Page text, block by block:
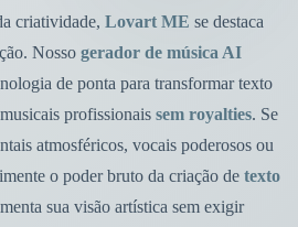
criatividade, Lovart ME se destaca
Nosso gerador de música AI
de ponta para transformar texto
profissionais sem royalties. Se
atmosféricos, vocais poderosos ou
o poder bruto da criação de texto
sua visão artística sem exigir